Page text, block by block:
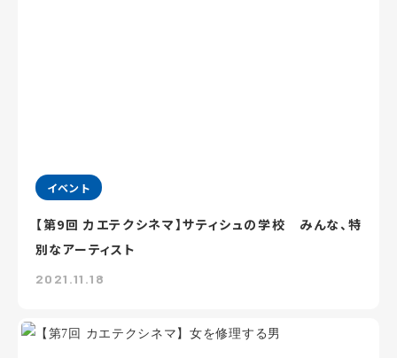
イベント
【第9回 カエテクシネマ】サティシュの学校 みんな、特
別なアーティスト
2021.11.18